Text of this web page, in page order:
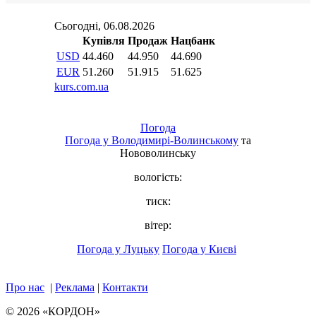
Погода
Погода у Володимирі-Волинському та
Нововолинську
вологість:
тиск:
вітер:
Погода у Луцьку Погода у Києві
Про нас | Реклама | Контакти
© 2026 «КОРДОН»